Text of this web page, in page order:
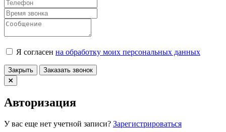
Я согласен на обработку моих персональных данных
Закрыть Заказать звонок
Авторизация
У вас еще нет учетной записи? Зарегистрироваться